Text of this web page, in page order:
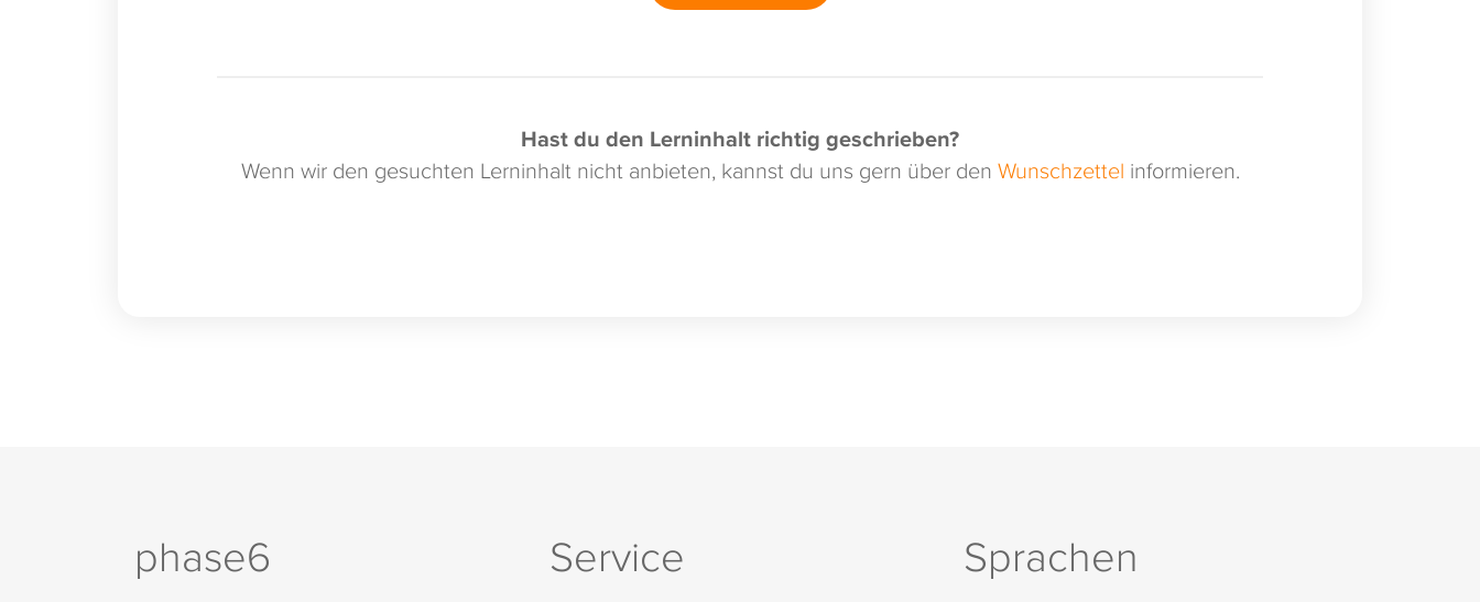
Hast du den Lerninhalt richtig geschrieben?
Wenn wir den gesuchten Lerninhalt nicht anbieten, kannst du uns gern über den Wunschzettel informieren.
phase6 Service Sprachen